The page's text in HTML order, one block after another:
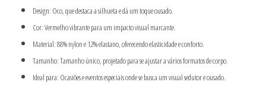
Design: Oco, que destaca a silhueta e dá um toque ousado.
Cor: Vermelho vibrante para um impacto visual marcante.
Material: 88% nylon e 12% elastano, oferecendo elasticidade e conforto.
Tamanho: Tamanho único, projetado para se ajustar a vários formatos de corpo.
Ideal para: Ocasiões e eventos especiais onde se busca um visual sedutor e ousado.